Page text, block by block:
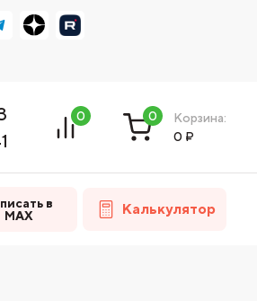
0 0
Корзина:
0 ₽
в
MAX
Калькулятор